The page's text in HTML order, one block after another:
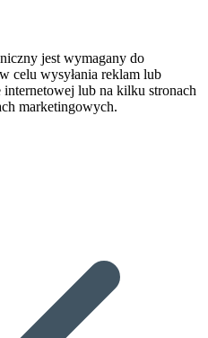
jest wymagany do
celu wysyłania reklam lub
lub na kilku stronach
marketingowych.